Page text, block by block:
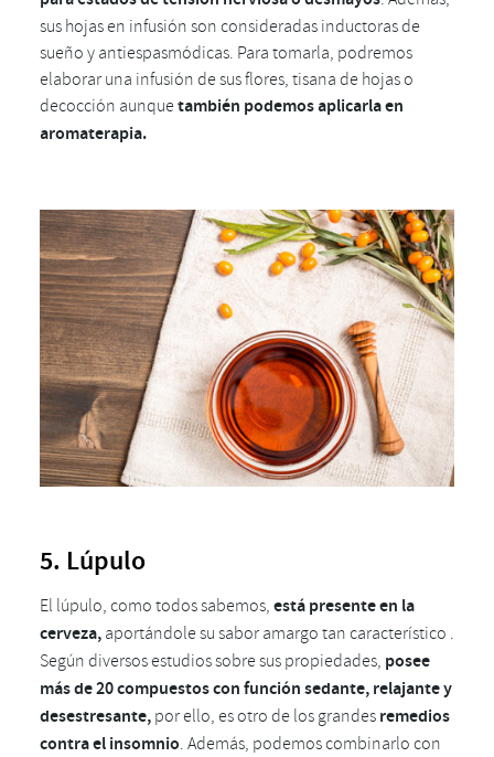
sus hojas en infusión son consideradas inductoras de
sueño y antiespasmódicas. Para tomarla, podremos
elaborar una infusión de sus flores, tisana de hojas o
decocción aunquetambién podemos aplicarla en
aromaterapia.
5. Lúpulo
El lúpulo, como todos sabemos, está presente en la
cerveza, aportándole su sabor amargo tan característico .
Según diversos estudios sobre sus propiedades, posee
más de 20 compuestos con función sedante, relajante y
desestresante, por ello, es otro de los grandes remedios
contra el insomnio. Además, podemos combinarlo con